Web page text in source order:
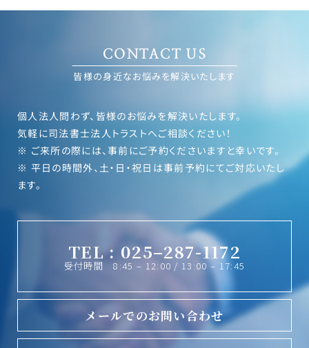
CONTACT US
皆様の身近なお悩みを解決いたします
個人法人問わず、皆様のお悩みを解決いたします。
気軽に司法書士法人トラストへご相談ください！
※ ご来所の際には、事前にご予約くださいますと幸いです。
※ 平日の時間外、土・日・祝日は事前予約にてご対応いたし
ます。
TEL : 025–287-1172
受付時間 8:45 – 12:00 / 13:00 – 17:45
メールでのお問い合わせ